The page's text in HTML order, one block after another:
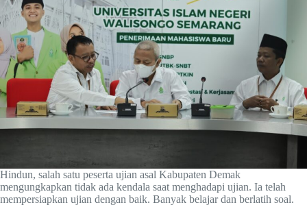
Hindun, salah satu peserta ujian asal Kabupaten Demak
mengungkapkan tidak ada kendala saat menghadapi ujian. Ia telah
mempersiapkan ujian dengan baik. Banyak belajar dan berlatih soal.